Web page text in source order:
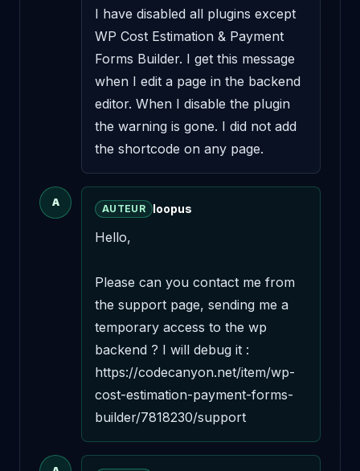
I have disabled all plugins except
WP Cost Estimation & Payment
Forms Builder. I get this message
when I edit a page in the backend
editor. When I disable the plugin
the warning is gone. I did not add
the shortcode on any page.
A
AUTEUR loopus
Hello,
Please can you contact me from
the support page, sending me a
temporary access to the wp
backend ? I will debug it :
https://codecanyon.net/item/wp-
cost-estimation-payment-forms-
builder/7818230/support